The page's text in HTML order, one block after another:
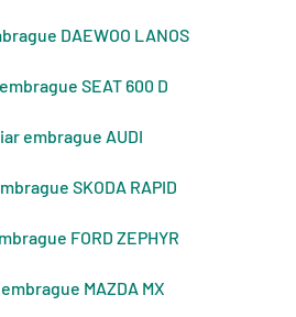
DAEWOO LANOS
SEAT 600 D
embrague AUDI
SKODA RAPID
FORD ZEPHYR
MAZDA MX